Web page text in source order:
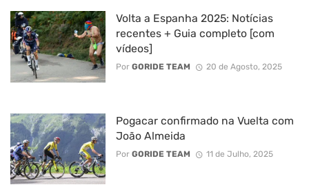
Volta a Espanha 2025: Notícias
recentes + Guia completo [com
vídeos]
Por GORIDE TEAM 20 de Agosto, 2025
Pogacar confirmado na Vuelta com
João Almeida
Por GORIDE TEAM 11 de Julho, 2025